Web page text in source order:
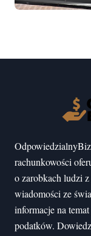
mogłeś
rachunkowości
o zarobkach ludzi
wiadomości ze
informacje na
podatków.